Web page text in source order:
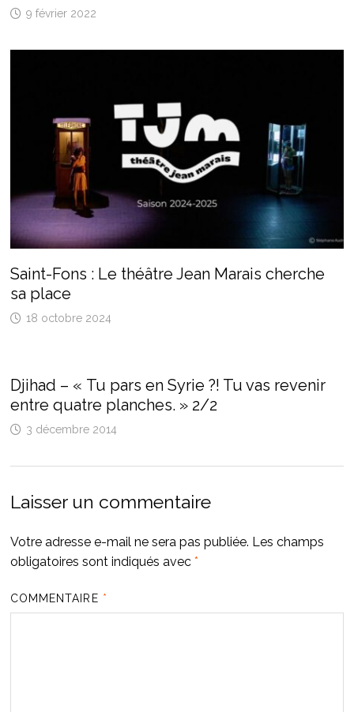
9 février 2022
Saint-Fons : Le théâtre Jean Marais cherche
sa place
18 octobre 2024
Djihad – « Tu pars en Syrie ?! Tu vas revenir
entre quatre planches. » 2/2
3 décembre 2014
Laisser un commentaire
Votre adresse e-mail ne sera pas publiée. Les champs
obligatoires sont indiqués avec *
COMMENTAIRE *